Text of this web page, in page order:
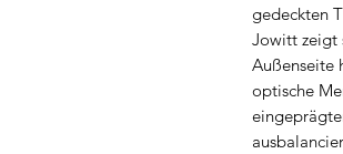
gedeckten
Jowitt zeigt
Außenseite
optische